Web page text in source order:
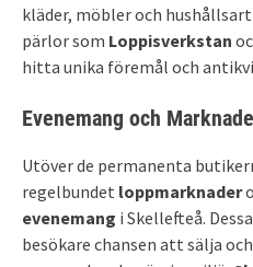
kläder, möbler och
pärlor som Loppisverkstan
hitta unika föremål och
Evenemang och
Utöver de permanenta
regelbundet loppmarknader
evenemang i Skellefteå.
besökare chansen att sälja